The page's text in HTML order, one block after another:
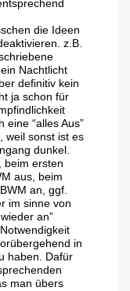
die Ideen
z.B.
Nachtlicht
definitiv kein
ja schon für
eine “alles Aus”
weil sonst ist es
dunkel.
beim ersten
aus, beim
an, ggf.
im sinne von
an”
in
haben. Dafür
man übers